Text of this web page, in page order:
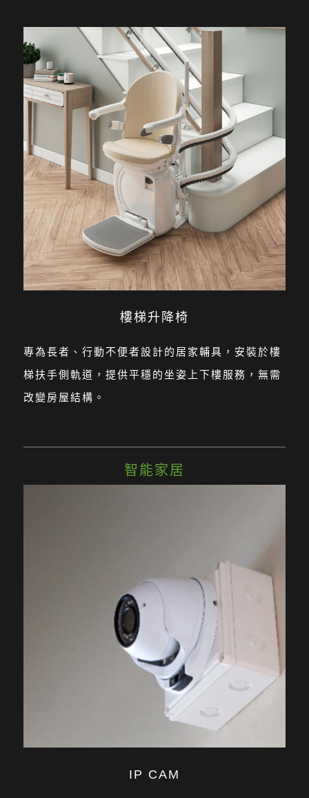
樓梯升降椅
專為長者、行動不便者設計的居家輔具，安裝於樓
梯扶手側軌道，提供平穩的坐姿上下樓服務，無需
改變房屋結構。
智能家居
IP CAM